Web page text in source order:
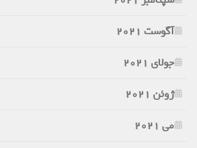
آگوست 2021
جولای 2021
ژوئن 2021
می 2021